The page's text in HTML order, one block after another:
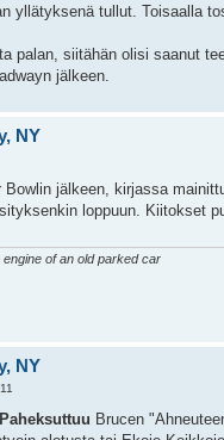
yllätyksenä tullut. Toisaalla
palan, siitähän olisi saanut
jälkeen.
NY
jälkeen, kirjassa
loppuun. Kiitokset
of an old parked car
NY
Brucen